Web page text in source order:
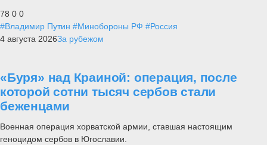
78 0 0
#Владимир Путин #Минобороны РФ #Россия
4 августа 2026За рубежом
«Буря» над Краиной: операция, после
которой сотни тысяч сербов стали
беженцами
Военная операция хорватской армии, ставшая настоящим
геноцидом сербов в Югославии.